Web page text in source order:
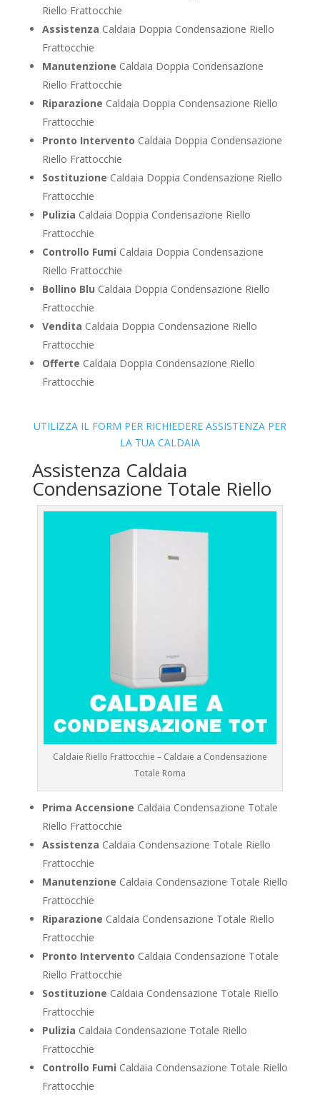
Riello Frattocchie
Assistenza Caldaia Doppia Condensazione Riello
Frattocchie
Manutenzione Caldaia Doppia Condensazione
Riello Frattocchie
Riparazione Caldaia Doppia Condensazione Riello
Frattocchie
Pronto Intervento Caldaia Doppia Condensazione
Riello Frattocchie
Sostituzione Caldaia Doppia Condensazione Riello
Frattocchie
Pulizia Caldaia Doppia Condensazione Riello
Frattocchie
Controllo Fumi Caldaia Doppia Condensazione
Riello Frattocchie
Bollino Blu Caldaia Doppia Condensazione Riello
Frattocchie
Vendita Caldaia Doppia Condensazione Riello
Frattocchie
Offerte Caldaia Doppia Condensazione Riello
Frattocchie
UTILIZZA IL FORM PER RICHIEDERE ASSISTENZA PER
LA TUA CALDAIA
Assistenza Caldaia
Condensazione Totale Riello
Caldaie Riello Frattocchie – Caldaie a Condensazione
Totale Roma
Prima Accensione Caldaia Condensazione Totale
Riello Frattocchie
Assistenza Caldaia Condensazione Totale Riello
Frattocchie
Manutenzione Caldaia Condensazione Totale Riello
Frattocchie
Riparazione Caldaia Condensazione Totale Riello
Frattocchie
Pronto Intervento Caldaia Condensazione Totale
Riello Frattocchie
Sostituzione Caldaia Condensazione Totale Riello
Frattocchie
Pulizia Caldaia Condensazione Totale Riello
Frattocchie
Controllo Fumi Caldaia Condensazione Totale Riello
Frattocchie